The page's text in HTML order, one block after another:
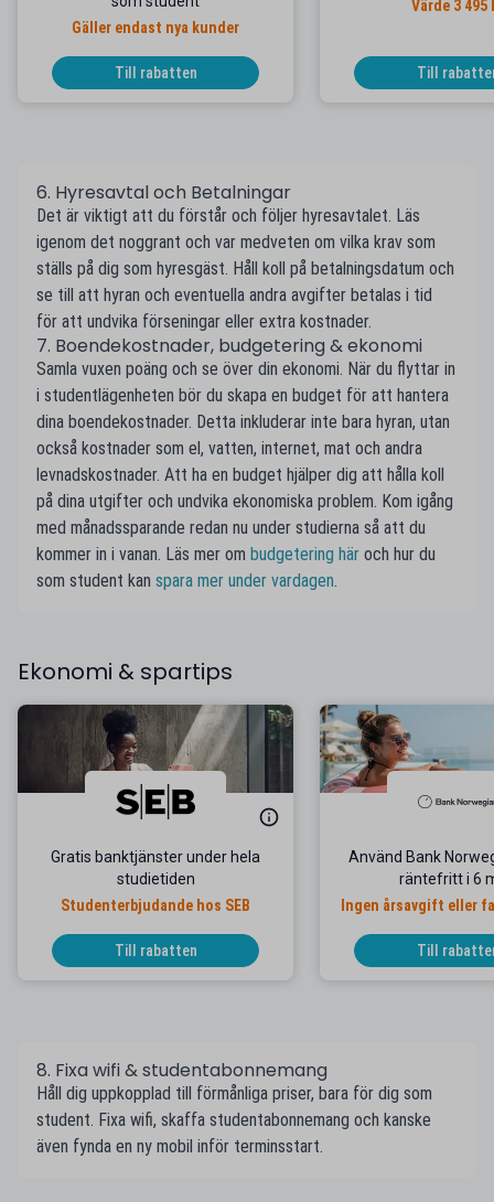
Gäller endast nya kunder
Till rabatten
Värde 3 495
Till
6. Hyresavtal och Betalningar
Det är viktigt att du förstår och följer hyresavtalet. Läs
igenom det noggrant och var medveten om vilka krav som
ställs på dig som hyresgäst. Håll koll på betalningsdatum och
se till att hyran och eventuella andra avgifter betalas i tid
för att undvika förseningar eller extra kostnader.
7. Boendekostnader, budgetering & ekonomi
Samla vuxen poäng och se över din ekonomi. När du flyttar in
i studentlägenheten bör du skapa en budget för att hantera
dina boendekostnader. Detta inkluderar inte bara hyran, utan
också kostnader som el, vatten, internet, mat och andra
levnadskostnader. Att ha en budget hjälper dig att hålla koll
på dina utgifter och undvika ekonomiska problem. Kom igång
med månadssparande redan nu under studierna så att du
kommer in i vanan. Läs mer ombudgetering häroch hur du
som student kanspara mer under vardagen.
Ekonomi & spartips
Gratis banktjänster under hela
studietiden
Studenterbjudande hos SEB
Till rabatten
Använd Bank
räntefritt i 6
Ingen årsavgift eller
Till
8. Fixa wifi & studentabonnemang
Håll dig uppkopplad till förmånliga priser, bara för dig som
student. Fixa wifi, skaffa studentabonnemang och kanske
även fynda en ny mobil inför terminsstart.